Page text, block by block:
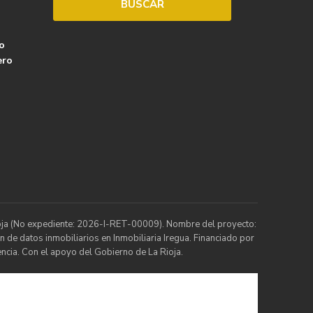
(No expediente: 2026-I-RET-00009). Nombre del proyecto:
datos inmobiliarios en Inmobiliaria Iregua. Financiado por
Con el apoyo del Gobierno de La Rioja.